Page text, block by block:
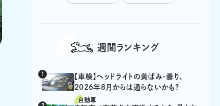
週間ランキング
【車検】ヘッドライトの黄ばみ・曇り、
2026年8月からは通らないかも?
自動車